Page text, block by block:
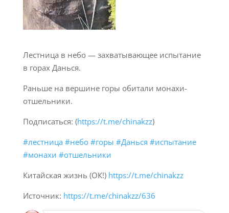
Лестница в небо — захватывающее испытание
в горах Данься.
Раньше на вершине горы обитали монахи-
отшельники.
Подписаться: (https://t.me/chinakzz)
#лестница #небо #горы #Данься #испытание
#монахи #отшельники
Китайская жизнь (ОК!) https://t.me/chinakzz
Источник: https://t.me/chinakzz/636